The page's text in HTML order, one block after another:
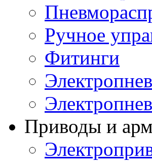
Ручное
Фитинги
Приводы и